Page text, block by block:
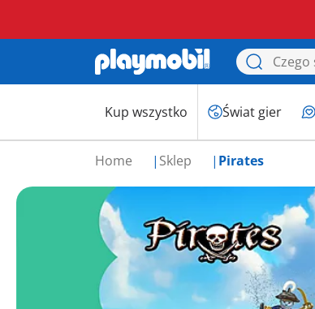
Kup wszystko Świat gier
Home Sklep Pirates